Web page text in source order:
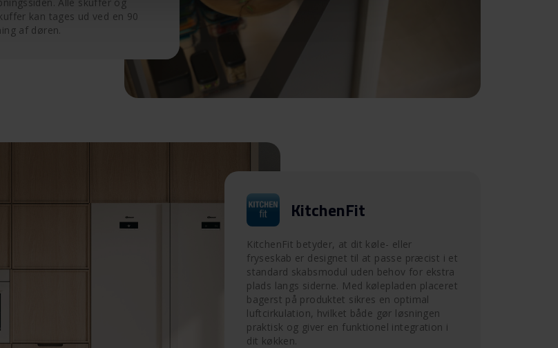
kan tages ud ved en 90
af døren.
KitchenFit
KitchenFit betyder, at dit køle- eller
fryseskab er designet til at passe præcist i et
standard skabsmodul uden behov for ekstra
plads langs siderne. Med kølepladen placeret
bagerst på produktet sikres en optimal
luftcirkulation, hvilket både gør løsningen
praktisk og giver en funktionel integration i
dit køkken.